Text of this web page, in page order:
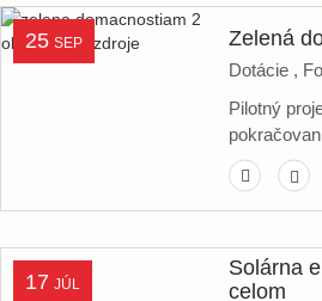
25 SEP Zelená
Dotácie ,
Pilotný
17 JÚL
Solárna
celom